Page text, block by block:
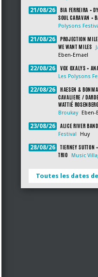
21/08/26
BIA FERREIRA +
SOUL CARAVAN +
Polysons
21/08/26
PROJECTION
WE WANT MILES
Eben-Emael
22/08/26 VOX OXALYS +
Les Polysons
22/08/26
HAESEN &
CAVALIERE /
WATTIÉ ROSENBERG
Broukay
Eben-
23/08/26 ALICE RIVER BAND
Festival
Huy
28/08/26
TIERNEY SUTTON
TRIO
Music
Toutes les dates